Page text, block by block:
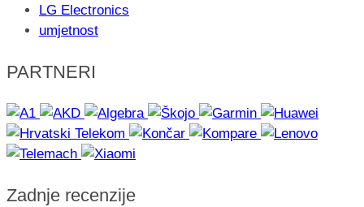
LG Electronics
umjetnost
PARTNERI
Zadnje recenzije